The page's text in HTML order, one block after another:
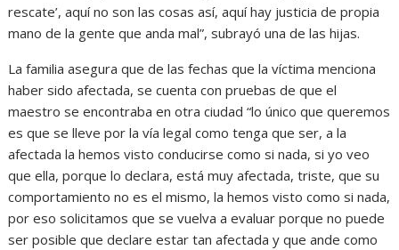
rescate’, aquí no son las cosas así, aquí hay justicia de propia
mano de la gente que anda mal”, subrayó una de las hijas.
La familia asegura que de las fechas que la víctima menciona
haber sido afectada, se cuenta con pruebas de que el
maestro se encontraba en otra ciudad “lo único que queremos
es que se lleve por la vía legal como tenga que ser, a la
afectada la hemos visto conducirse como si nada, si yo veo
que ella, porque lo declara, está muy afectada, triste, que su
comportamiento no es el mismo, la hemos visto como si nada,
por eso solicitamos que se vuelva a evaluar porque no puede
ser posible que declare estar tan afectada y que ande como